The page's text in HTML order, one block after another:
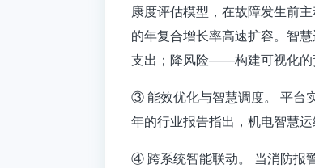
康度评估模型，在故障发生前
的年复合增长率高速扩容。智
支出；降风险——构建可视化的
③ 能效优化与智慧调度。
平台
年的行业报告指出，机电智慧
④ 跨系统智能联动。
当消防报